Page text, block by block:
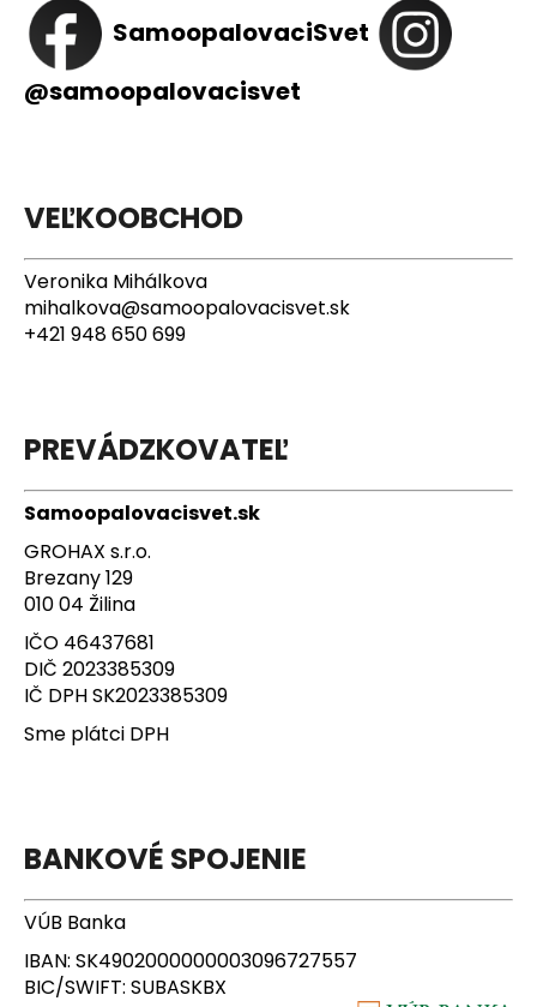
SamoopalovaciSvet
@samoopalovacisvet
VEĽKOOBCHOD
Veronika Mihálkova
mihalkova@samoopalovacisvet.sk
+421 948 650 699
PREVÁDZKOVATEĽ
Samoopalovacisvet.sk
GROHAX s.r.o.
Brezany 129
010 04 Žilina
IČO 46437681
DIČ 2023385309
IČ DPH SK2023385309
Sme plátci DPH
BANKOVÉ SPOJENIE
VÚB Banka
IBAN: SK4902000000003096727557
BIC/SWIFT: SUBASKBX